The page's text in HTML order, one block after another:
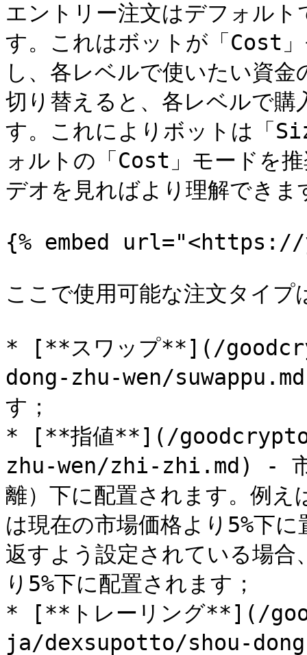
エントリー注文はデフォル
す。これはボットが「Cost
し、各レベルで使いたい資
切り替えると、各レベルで
す。これによりボットは「
ォルトの「Cost」モードを
デオを見ればより理解できま
{% embed url="<https://
ここで使用可能な注文タイプ
* [**スワップ**](/
dong-zhu-wen/
す；
* [**指値**](/
zhu-wen/zhi-zhi.md) - 市
離）下に配置されます。例え
は現在の市場価格より5%下
返すよう設定されている場
り5%下に配置されます；
* [**トレーリング**](/
ja/dexsupotto/shou-